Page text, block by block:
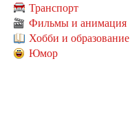
Транспорт
Фильмы и анимация
Хобби и образование
Юмор